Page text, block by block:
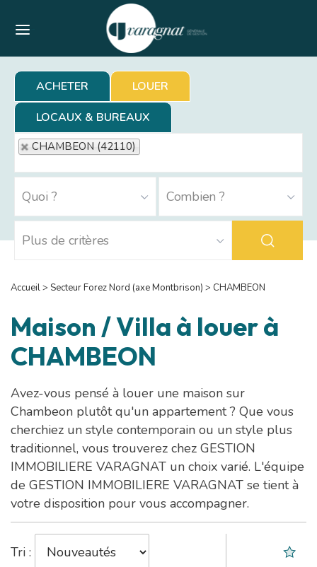
ACHETER
LOUER
LOCAUX & BUREAUX
CHAMBEON (42110)
Accueil> Secteur Forez Nord (axe Montbrison) > CHAMBEON
Maison / Villa à louer à
CHAMBEON
Avez-vous pensé à louer une maison sur
Chambeon plutôt qu'un appartement ? Que vous
cherchiez un style contemporain ou un style plus
traditionnel, vous trouverez chez GESTION
IMMOBILIERE VARAGNAT un choix varié. L'équipe
de GESTION IMMOBILIERE VARAGNAT se tient à
votre disposition pour vous accompagner.
Tri :